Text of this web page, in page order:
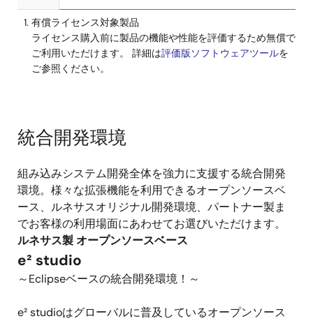
有償ライセンス対象製品
ライセンス購入前に製品の機能や性能を評価するため無償で
ご利用いただけます。 詳細は評価版ソフトウェアツールを
ご参照ください。
統合開発環境
組み込みシステム開発全体を強力に支援する統合開発
環境。様々な拡張機能を利用できるオープンソースベ
ース、ルネサスオリジナル開発環境、パートナー製ま
でお客様の利用場面にあわせてお選びいただけます。
ルネサス製 オープンソースベース
e² studio
～Eclipseベースの統合開発環境！～
e² studioはグローバルに普及しているオープンソース